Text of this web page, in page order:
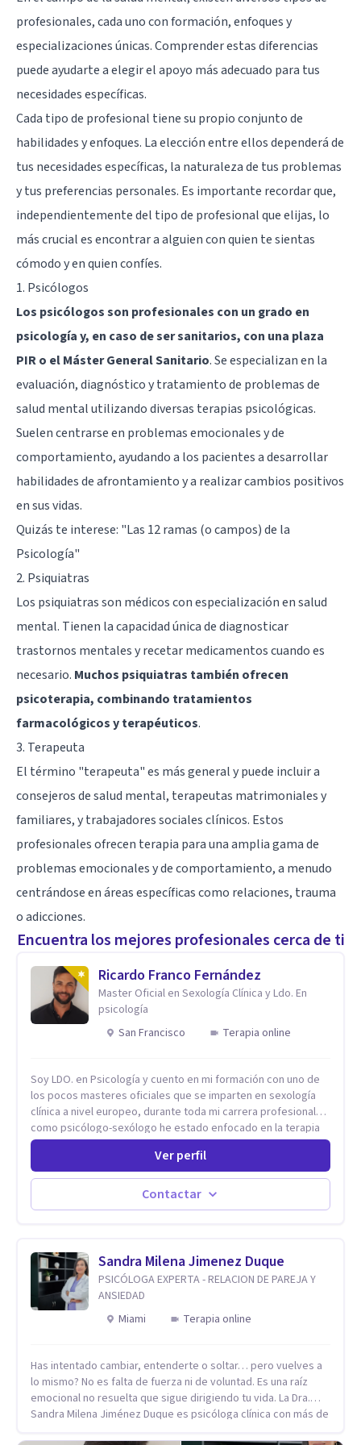
profesionales, cada uno con formación, enfoques y
especializaciones únicas. Comprender estas diferencias
puede ayudarte a elegir el apoyo más adecuado para tus
necesidades específicas.
Cada tipo de profesional tiene su propio conjunto de
habilidades y enfoques. La elección entre ellos dependerá de
tus necesidades específicas, la naturaleza de tus problemas
y tus preferencias personales. Es importante recordar que,
independientemente del tipo de profesional que elijas, lo
más crucial es encontrar a alguien con quien te sientas
cómodo y en quien confíes.
1. Psicólogos
Los psicólogos son profesionales con un grado en
psicología y, en caso de ser sanitarios, con una plaza
PIR o el Máster General Sanitario. Se especializan en la
evaluación, diagnóstico y tratamiento de problemas de
salud mental utilizando diversas terapias psicológicas.
Suelen centrarse en problemas emocionales y de
comportamiento, ayudando a los pacientes a desarrollar
habilidades de afrontamiento y a realizar cambios positivos
en sus vidas.
Quizás te interese: "Las 12 ramas (o campos) de la
Psicología"
2. Psiquiatras
Los psiquiatras son médicos con especialización en salud
mental. Tienen la capacidad única de diagnosticar
trastornos mentales y recetar medicamentos cuando es
necesario. Muchos psiquiatras también ofrecen
psicoterapia, combinando tratamientos
farmacológicos y terapéuticos.
3. Terapeuta
El término "terapeuta" es más general y puede incluir a
consejeros de salud mental, terapeutas matrimoniales y
familiares, y trabajadores sociales clínicos. Estos
profesionales ofrecen terapia para una amplia gama de
problemas emocionales y de comportamiento, a menudo
centrándose en áreas específicas como relaciones, trauma
o adicciones.
Encuentra los mejores profesionales cerca de ti
Ricardo Franco Fernández
Master Oficial en Sexología Clínica y Ldo. En
psicología
San Francisco
Terapia online
Soy LDO. en Psicología y cuento en mi formación con uno de
los pocos masteres oficiales que se imparten en sexología
clínica a nivel europeo, durante toda mi carrera profesional
como psicólogo-sexólogo he estado enfocado en la terapia
sexual desde una perspectiva multidisciplinar BIO-PSICO-
SOCIAL ya que aunque las bases de mi trabajo son
psicológicas, si no se tienen en consideración otros factores
la terapia puede no funcionar al tener una visión demasiado
simplista, excluyendo de antemano otros factores que
como algo particular e intentando adaptarme a tu situación
personal concreta. En especial mi ámbito de trabajo es la
disfunción eréctil, la eyaculación precoz y la falta de deseo
tanto en mujeres como en hombres. La sexualidad es de
enorme importancia tanto para el bienestar físico y mental
Ver perfil
Contactar
Sandra Milena Jimenez Duque
PSICÓLOGA EXPERTA - RELACION DE PAREJA Y
ANSIEDAD
Miami
Terapia online
Has intentado cambiar, entenderte o soltar… pero vuelves a
lo mismo? No es falta de fuerza ni de voluntad. Es una raíz
emocional no resuelta que sigue dirigiendo tu vida. La Dra.
Sandra Milena Jiménez Duque es psicóloga clínica con más de